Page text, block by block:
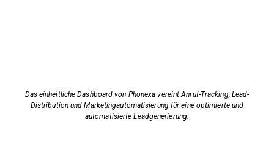
Das einheitliche Dashboard von Phonexa vereint Anruf-Tracking, Lead-
Distribution und Marketingautomatisierung für eine optimierte und
automatisierte Leadgenerierung.